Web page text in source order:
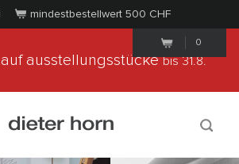
mindestbestellwert 500 CHF
0
auf ausstellungsstückebis 31.8.